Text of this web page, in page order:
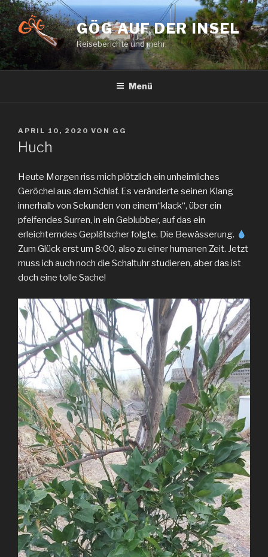
Zum
Inhalt
springen
GÖG AUF DER INSEL
Reiseberichte und mehr.
Menü
VERÖFFENTLICHT
AM
APRIL 10, 2020 VON GG
Huch
Heute Morgen riss mich plötzlich ein unheimliches
Geröchel aus dem Schlaf. Es veränderte seinen Klang
innerhalb von Sekunden von einem“klack“, über ein
pfeifendes Surren, in ein Geblubber, auf das ein
erleichterndes Geplätscher folgte. Die Bewässerung.
Zum Glück erst um 8:00, also zu einer humanen Zeit. Jetzt
muss ich auch noch die Schaltuhr studieren, aber das ist
doch eine tolle Sache!